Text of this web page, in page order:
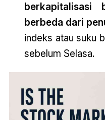
berkapitalisasi
berbeda dari
indeks atau suku
sebelum Selasa.